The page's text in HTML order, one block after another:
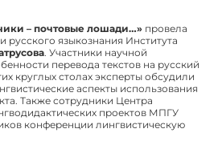
– почтовые лошади…» провела
языкознания Института
. Участники научной
перевода текстов на русский
круглых столах эксперты обсудили
аспекты использования
Также сотрудники Центра
проектов МПГУ
конференции лингвистическую